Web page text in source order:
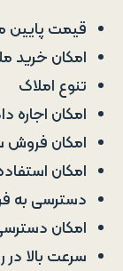
قیمت پایین
امکان خرید
تنوع املاک
امکان اجاره
امکان فروش
امکان
دسترسی به
امکان
سرعت بالا